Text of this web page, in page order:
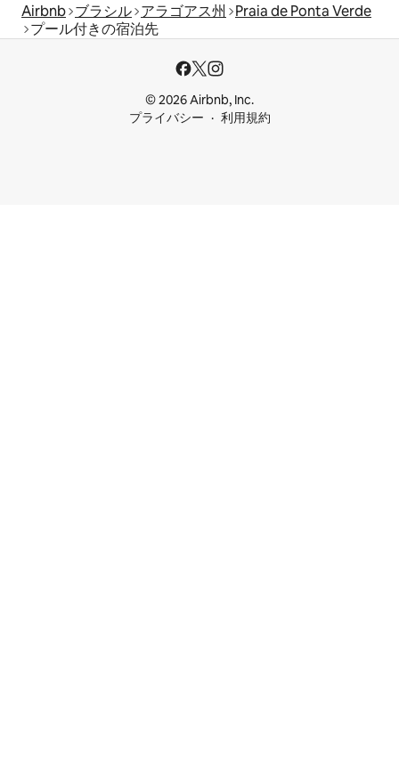
Airbnb ブラシル アラゴアス州
Praia de Ponta Verde
プール付きの宿泊先
© 2026 Airbnb, Inc.
プライバシー
利用規約